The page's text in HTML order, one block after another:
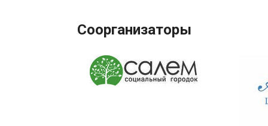
Соорганизаторы